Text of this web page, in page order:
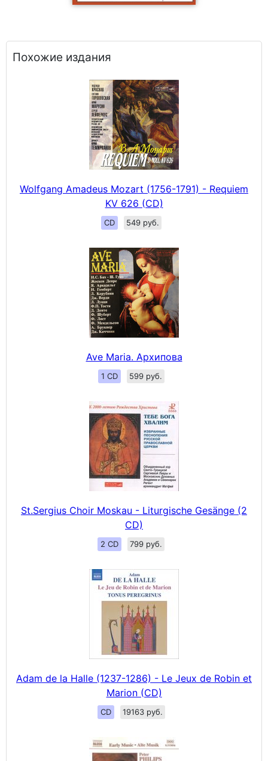
Похожие издания
Wolfgang Amadeus Mozart (1756-1791) - Requiem
KV 626 (CD)
CD 549 руб.
Ave Maria. Архипова
1 CD 599 руб.
St.Sergius Choir Moskau - Liturgische Gesänge (2
CD)
2 CD 799 руб.
Adam de la Halle (1237-1286) - Le Jeux de Robin et
Marion (CD)
CD 19163 руб.